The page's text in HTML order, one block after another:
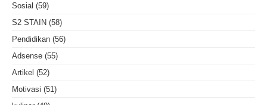
Sosial (59)
S2 STAIN (58)
Pendidikan (56)
Adsense (55)
Artikel (52)
Motivasi (51)